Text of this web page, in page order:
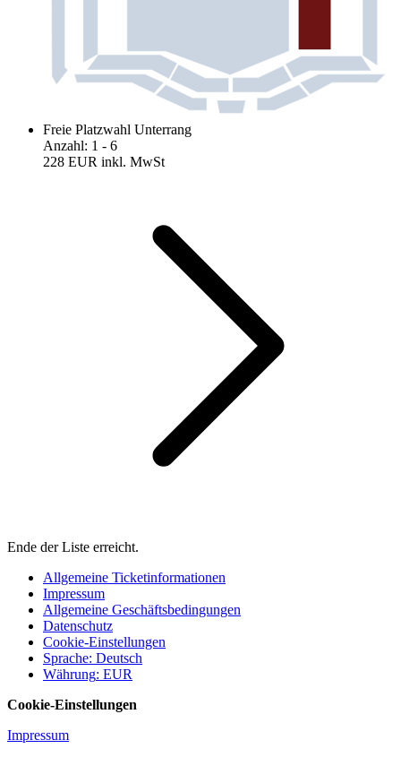
Freie Platzwahl Unterrang
Anzahl: 1 - 6
228 EUR inkl. MwSt
Ende der Liste erreicht.
Allgemeine Ticketinformationen
Impressum
Allgemeine Geschäftsbedingungen
Datenschutz
Cookie-Einstellungen
Sprache: Deutsch
Währung: EUR
Cookie-Einstellungen
Impressum